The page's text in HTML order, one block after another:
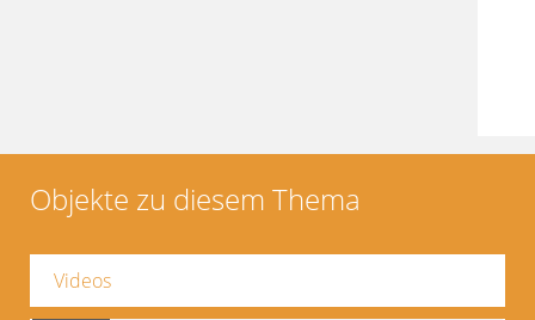
Objekte zu diesem Thema
Videos